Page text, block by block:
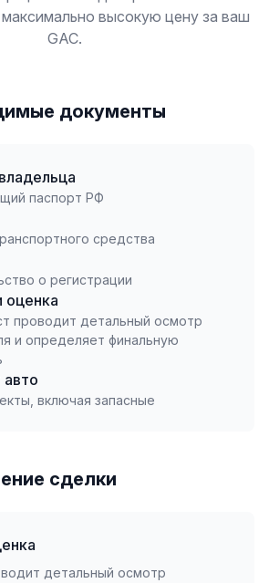
высокую цену за ваш
GAC.
документы
паспорт РФ
средства
о регистрации
оценка
проводит детальный осмотр
и определяет финальную
включая запасные
сделки
детальный осмотр